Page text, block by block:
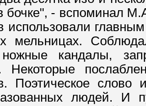
бочке", - вспоминал
использовали
мельницах.
кандалы,
Некоторые
Поэтическое
людей. И